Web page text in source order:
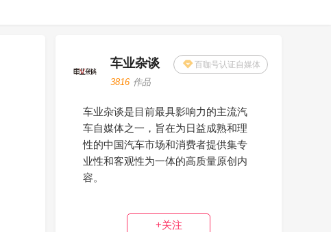
车业杂谈 百咖号认证自媒体
3816 作品
车业杂谈是目前最具影响力的主流汽
车自媒体之一，旨在为日益成熟和理
性的中国汽车市场和消费者提供集专
业性和客观性为一体的高质量原创内
容。
+关注